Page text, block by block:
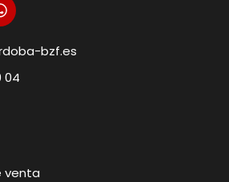
bzf.es
04
venta